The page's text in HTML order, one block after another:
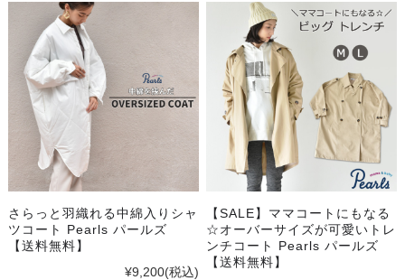
さらっと羽織れる中綿入りシャ
ツコート Pearls パールズ
【送料無料】
¥9,200(税込)
【SALE】ママコートにもなる
☆オーバーサイズが可愛いトレ
ンチコート Pearls パールズ
【送料無料】